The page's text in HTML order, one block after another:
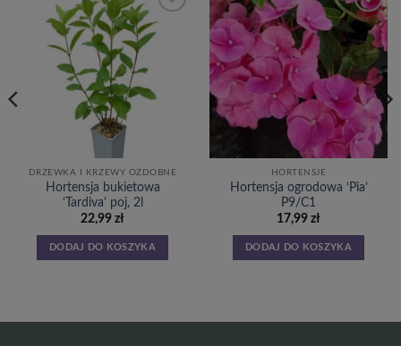
Dodaj
DRZEWKA I KRZEWY OZDOBNE
Hortensja bukietowa
‘Tardiva’ poj, 2l
22,99 zł
DODAJ DO KOSZYKA
Dodaj
do
listy
życzeń
HORTENSJE
Hortensja ogrodowa ‘Pia’
P9/C1
17,99 zł
DODAJ DO KOSZYKA